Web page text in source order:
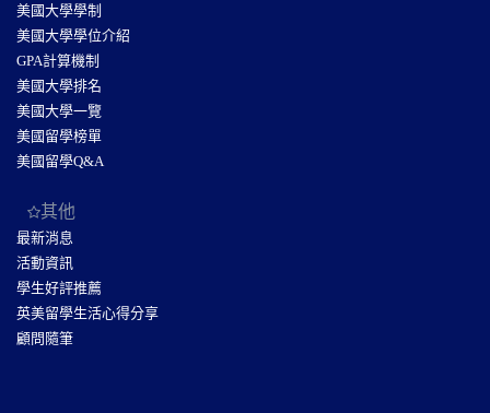
美國大學學制
美國大學學位介紹
GPA計算機制
美國大學排名
美國大學一覽
美國留學榜單
美國留學Q&A
其他
最新消息
活動資訊
學生好評推薦
英美留學生活心得分享
顧問隨筆